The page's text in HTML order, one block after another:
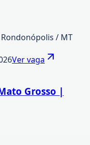
/ MT
Ver vaga
Grosso |